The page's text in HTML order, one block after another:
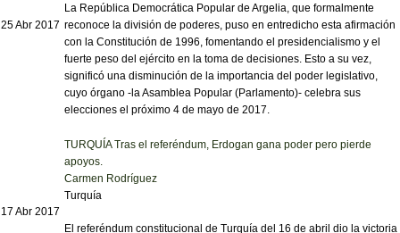
25 Abr 2017
La República Democrática Popular de Argelia, que formalmente
reconoce la división de poderes, puso en entredicho esta afirmación
con la Constitución de 1996, fomentando el presidencialismo y el
fuerte peso del ejército en la toma de decisiones. Esto a su vez,
significó una disminución de la importancia del poder legislativo,
cuyo órgano -la Asamblea Popular (Parlamento)- celebra sus
elecciones el próximo 4 de mayo de 2017.
17 Abr 2017
TURQUÍA Tras el referéndum, Erdogan gana poder pero pierde
apoyos.
Carmen Rodríguez
Turquía
El referéndum constitucional de Turquía del 16 de abril dio la victoria